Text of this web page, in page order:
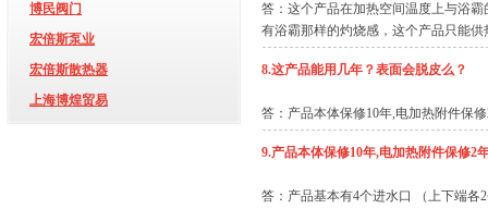
博民阀门
宏倍斯泵业
宏倍斯散热器
上海博煌贸易
答：这个产品在加热空间温度上与浴
有浴霸那样的灼烧感，这个产品只能
8.这产品能用几年？表面会脱皮么？
答：产品本体保修10年,电加热附件保
9.产品本体保修10年,电加热附件保修2
答：产品基本有4个进水口 （上下端各